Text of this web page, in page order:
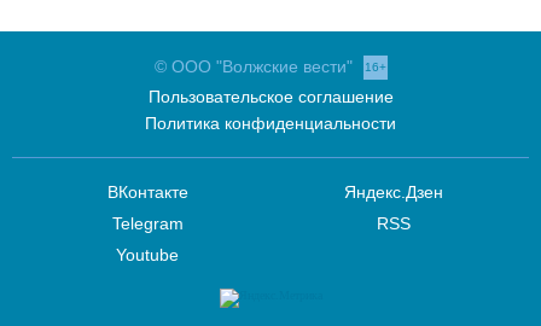
© ООО "Волжские вести" 16+
Пользовательское соглашение
Политика конфиденциальности
ВКонтакте
Telegram
Youtube
Яндекс.Дзен
RSS